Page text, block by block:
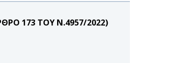
173 ΤΟΥ Ν.4957/2022)